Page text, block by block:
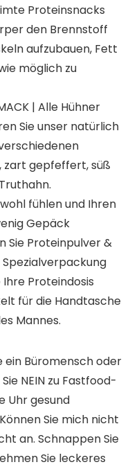
Proteinsnacks
den Brennstoff
aufzubauen, Fett
möglich zu
| Alle Hühner
Sie unser natürlich
zart gepfeffert, süß
fühlen und Ihren
Gepäck
Sie Proteinpulver &
Spezialverpackung
Proteindosis
für die Handtasche
Mannes.
ein Büromensch oder
NEIN zu Fastfood-
Uhr gesund
Können Sie mich nicht
an. Schnappen Sie
Sie leckeres